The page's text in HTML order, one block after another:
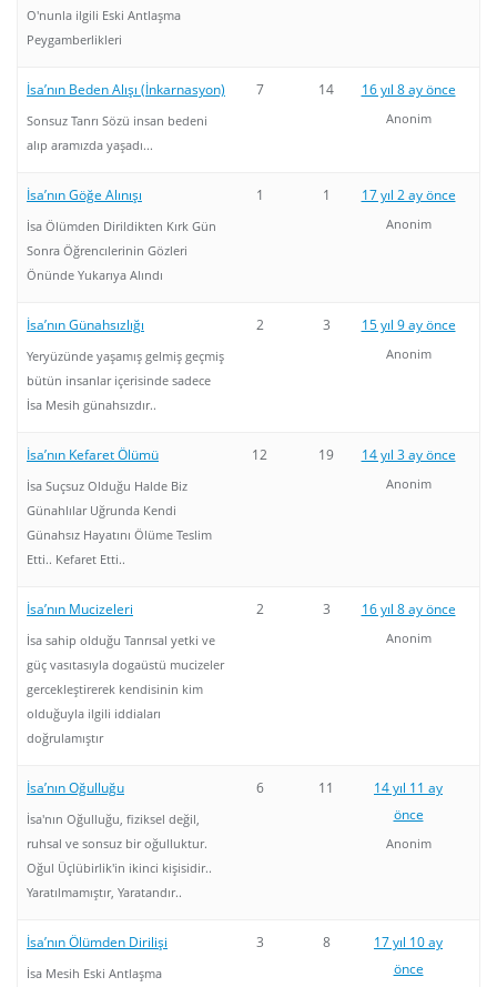
O'nunla ilgili Eski Antlaşma
Peygamberlikleri
İsa’nın Beden Alışı (İnkarnasyon)
Sonsuz Tanrı Sözü insan bedeni
alıp aramızda yaşadı...
7 14 16 yıl 8 ay önce
Anonim
İsa’nın Göğe Alınışı
İsa Ölümden Dirildikten Kırk Gün
Sonra Öğrencılerinin Gözleri
Önünde Yukarıya Alındı
1 1 17 yıl 2 ay önce
Anonim
İsa’nın Günahsızlığı
Yeryüzünde yaşamış gelmiş geçmiş
bütün insanlar içerisinde sadece
İsa Mesih günahsızdır..
2 3 15 yıl 9 ay önce
Anonim
İsa’nın Kefaret Ölümü
İsa Suçsuz Olduğu Halde Biz
Günahlılar Uğrunda Kendi
Günahsız Hayatını Ölüme Teslim
Etti.. Kefaret Etti..
12 19 14 yıl 3 ay önce
Anonim
İsa’nın Mucizeleri
İsa sahip olduğu Tanrısal yetki ve
güç vasıtasıyla dogaüstü mucizeler
gercekleştirerek kendisinin kim
olduğuyla ilgili iddiaları
doğrulamıştır
2 3 16 yıl 8 ay önce
Anonim
İsa’nın Oğulluğu
İsa'nın Oğulluğu, fiziksel değil,
ruhsal ve sonsuz bir oğulluktur.
Oğul Üçlübirlik'in ikinci kişisidir..
Yaratılmamıştır, Yaratandır..
6 11
14 yıl 11 ay
önce
Anonim
İsa’nın Ölümden Dirilişi
İsa Mesih Eski Antlaşma
3 8
17 yıl 10 ay
önce